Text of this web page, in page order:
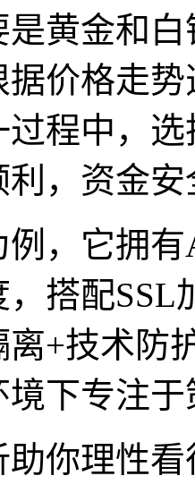
是黄金和
据价格走
程中，
，资金安
例，它拥
，搭配
离+技术防
下专注
助你理性